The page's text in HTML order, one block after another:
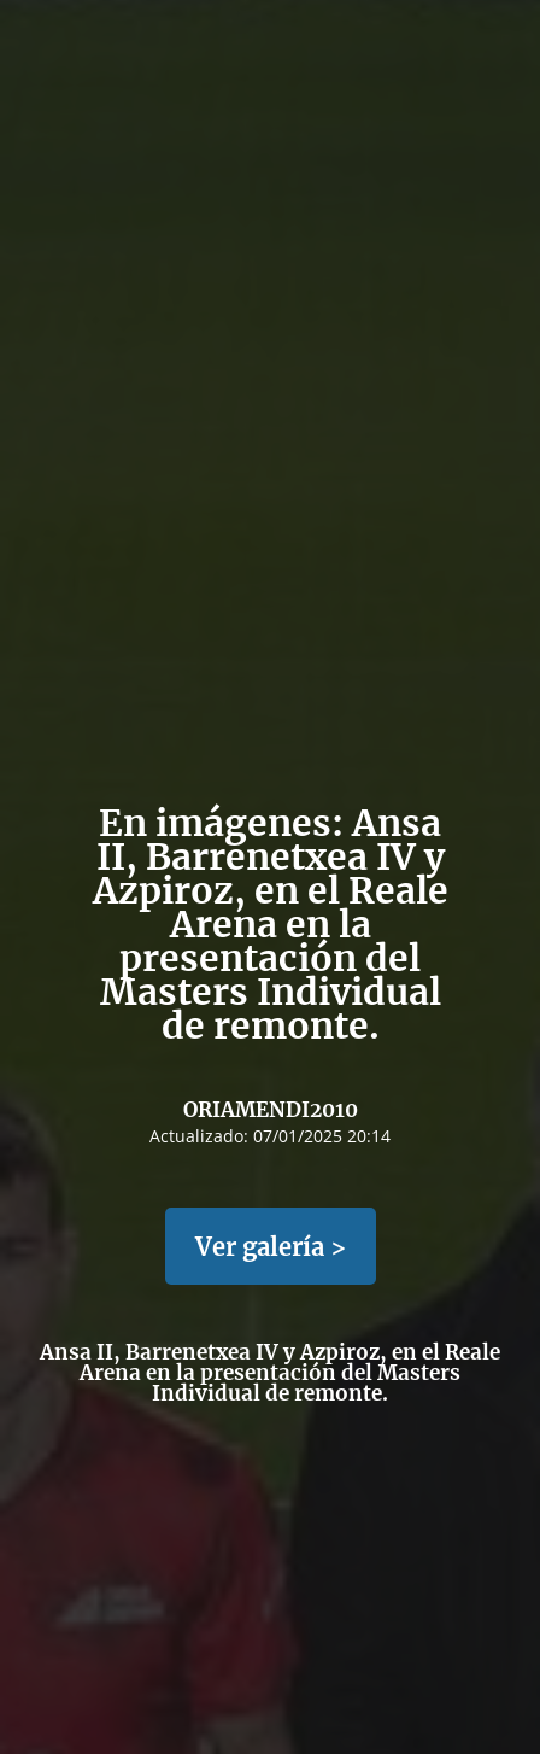
En imágenes: Ansa
II, Barrenetxea IV y
Azpiroz, en el Reale
Arena en la
presentación del
Masters Individual
de remonte.
ORIAMENDI2010
Actualizado: 07/01/2025 20:14
Ver galería >
Ansa II, Barrenetxea IV y Azpiroz, en el Reale
Arena en la presentación del Masters
Individual de remonte.